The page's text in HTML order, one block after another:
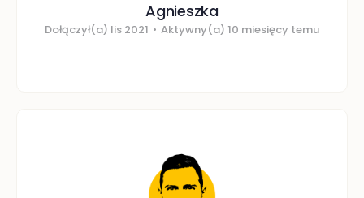
Agnieszka
Dołączył(a) lis 2021 • Aktywny(a) 10 miesięcy temu